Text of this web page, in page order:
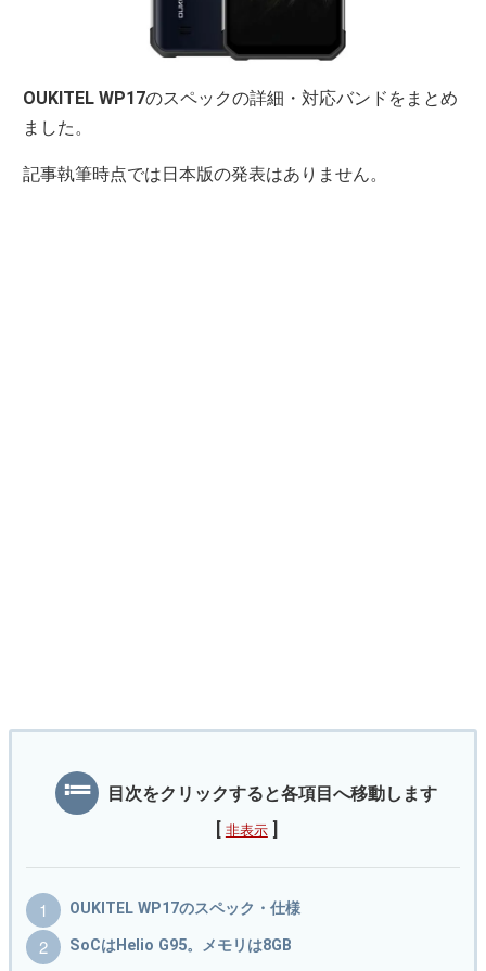
OUKITEL WP17のスペックの詳細・対応バンドをまとめ
ました。
記事執筆時点では日本版の発表はありません。
目次をクリックすると各項目へ移動します
非表示
OUKITEL WP17のスペック・仕様
SoCはHelio G95。メモリは8GB